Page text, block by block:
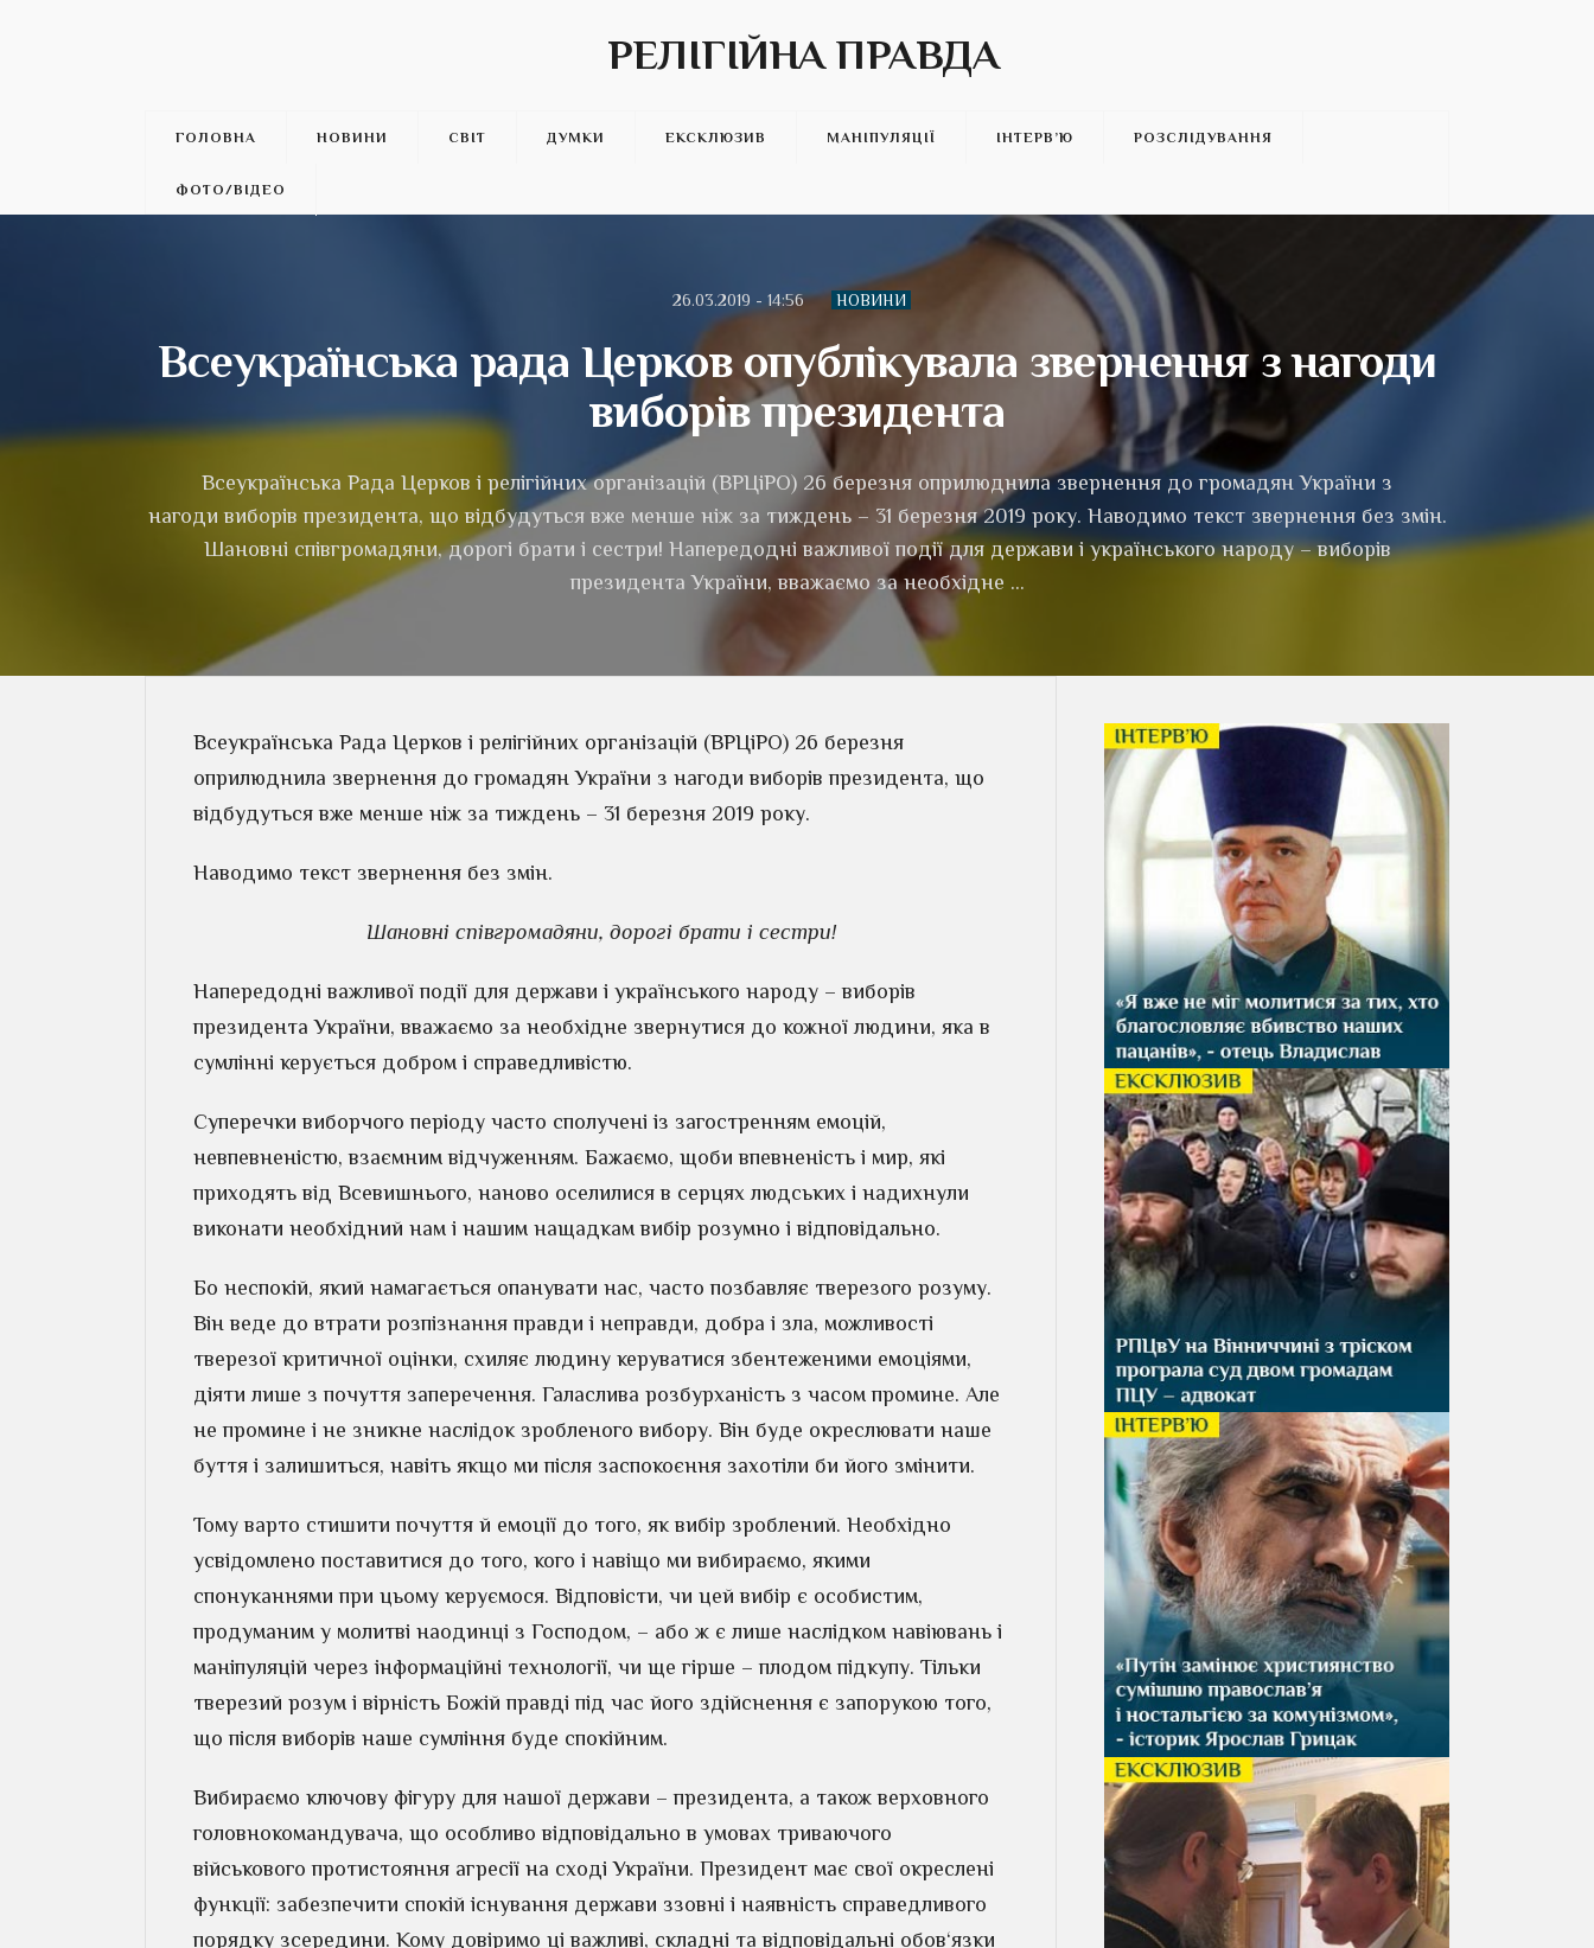
РЕЛІГІЙНА ПРАВДА
ГОЛОВНА НОВИНИ СВІТ ДУМКИ ЕКСКЛЮЗИВ МАНІПУЛЯЦІЇ ІНТЕРВ’Ю РОЗСЛІДУВАННЯ
ФОТО/ВІДЕО
26.03.2019 - 14:56 НОВИНИ
Всеукраїнська рада Церков опублікувала звернення з нагоди
виборів президента
Всеукраїнська Рада Церков і релігійних організацій (ВРЦіРО) 26 березня оприлюднила звернення до громадян України з
нагоди виборів президента, що відбудуться вже менше ніж за тиждень – 31 березня 2019 року. Наводимо текст звернення без змін.
Шановні співгромадяни, дорогі брати і сестри! Напередодні важливої події для держави і українського народу – виборів
президента України, вважаємо за необхідне …
Всеукраїнська Рада Церков і релігійних організацій (ВРЦіРО) 26 березня
оприлюднила звернення до громадян України з нагоди виборів президента, що
відбудуться вже менше ніж за тиждень – 31 березня 2019 року.
Наводимо текст звернення без змін.
Шановні співгромадяни, дорогі брати і сестри!
Напередодні важливої події для держави і українського народу – виборів
президента України, вважаємо за необхідне звернутися до кожної людини, яка в
сумлінні керується добром і справедливістю.
Суперечки виборчого періоду часто сполучені із загостренням емоцій,
невпевненістю, взаємним відчуженням. Бажаємо, щоби впевненість і мир, які
приходять від Всевишнього, наново оселилися в серцях людських і надихнули
виконати необхідний нам і нашим нащадкам вибір розумно і відповідально.
Бо неспокій, який намагається опанувати нас, часто позбавляє тверезого розуму.
Він веде до втрати розпізнання правди і неправди, добра і зла, можливості
тверезої критичної оцінки, схиляє людину керуватися збентеженими емоціями,
діяти лише з почуття заперечення. Галаслива розбурханість з часом промине. Але
не промине і не зникне наслідок зробленого вибору. Він буде окреслювати наше
буття і залишиться, навіть якщо ми після заспокоєння захотіли би його змінити.
Тому варто стишити почуття й емоції до того, як вибір зроблений. Необхідно
усвідомлено поставитися до того, кого і навіщо ми вибираємо, якими
спонуканнями при цьому керуємося. Відповісти, чи цей вибір є особистим,
продуманим у молитві наодинці з Господом, – або ж є лише наслідком навіювань і
маніпуляцій через інформаційні технології, чи ще гірше – плодом підкупу. Тільки
тверезий розум і вірність Божій правді під час його здійснення є запорукою того,
що після виборів наше сумління буде спокійним.
Вибираємо ключову фігуру для нашої держави – президента, а також верховного
головнокомандувача, що особливо відповідально в умовах триваючого
військового протистояння агресії на сході України. Президент має свої окреслені
функції: забезпечити спокій існування держави ззовні і наявність справедливого
порядку зсередини. Кому довіримо ці важливі, складні та відповідальні обов‘язки